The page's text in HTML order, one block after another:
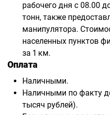
рабочего дня с 08.00
тонн, также
манипулятора.
населенных пунктов
за 1 км.
Оплата
Наличными.
Наличными по факту
тысяч рублей).